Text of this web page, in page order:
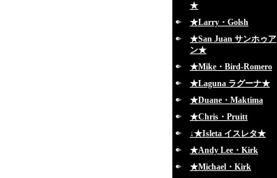
★
★Larry・Golsh
★San Juan サンホゥア
ン★
★Mike・Bird-Romero
★Laguna ラグーナ★
★Duane・Maktima
★Chris・Pruitt
↓★Isleta イスレタ★
★Andy Lee・Kirk
★Michael・Kirk